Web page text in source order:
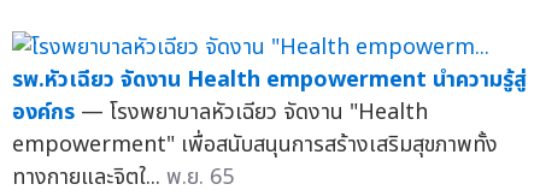
รพ.หัวเฉียว จัดงาน Health empowerment นำความรู้สู่
องค์กร — โรงพยาบาลหัวเฉียว จัดงาน "Health
empowerment" เพื่อสนับสนุนการสร้างเสริมสุขภาพทั้ง
ทางกายและจิตใ... พ.ย. 65